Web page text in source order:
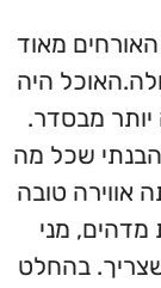
מאוד
היה
יותר מבסדר.
שכל מה
אווירה טובה
מדהים, מני
בהחלט